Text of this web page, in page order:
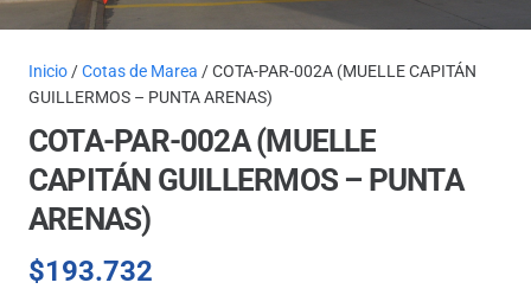
Inicio/Cotas de Marea / COTA-PAR-002A (MUELLE CAPITÁN
GUILLERMOS – PUNTA ARENAS)
COTA-PAR-002A (MUELLE
CAPITÁN GUILLERMOS – PUNTA
ARENAS)
$193.732